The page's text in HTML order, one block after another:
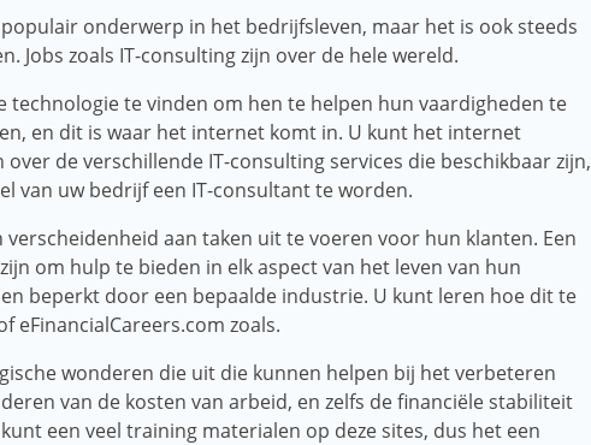
onderwerp in het bedrijfsleven, maar het is ook steeds
Jobs zoals IT-consulting zijn over de hele wereld.
technologie te vinden om hen te helpen hun vaardigheden te
en dit is waar het internet komt in. U kunt het internet
de verschillende IT-consulting services die beschikbaar zijn,
van uw bedrijf een IT-consultant te worden.
aan taken uit te voeren voor hun klanten. Een
om hulp te bieden in elk aspect van het leven van hun
beperkt door een bepaalde industrie. U kunt leren hoe dit te
eFinancialCareers.com zoals.
wonderen die uit die kunnen helpen bij het verbeteren
van de kosten van arbeid, en zelfs de financiële stabiliteit
een veel training materialen op deze sites, dus het een